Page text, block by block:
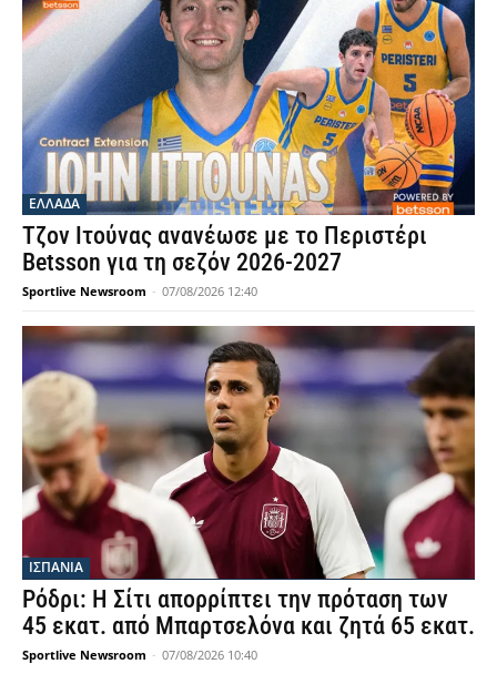
ΕΛΛΑΔΑ
Τζον Ιτούνας ανανέωσε με το Περιστέρι
Betsson για τη σεζόν 2026-2027
Sportlive Newsroom - 07/08/2026 12:40
ΙΣΠΑΝΙΑ
Ρόδρι: Η Σίτι απορρίπτει την πρόταση των
45 εκατ. από Μπαρτσελόνα και ζητά 65 εκατ.
Sportlive Newsroom - 07/08/2026 10:40